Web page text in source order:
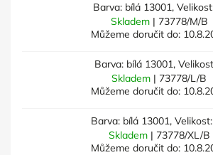
Barva: bílá 13001,
Skladem | 73778/M/B
Můžeme doručit do:
Barva: bílá 13001,
Skladem | 73778/L/B
Můžeme doručit do:
Barva: bílá 13001,
Skladem | 73778/XL/B
Můžeme doručit do: